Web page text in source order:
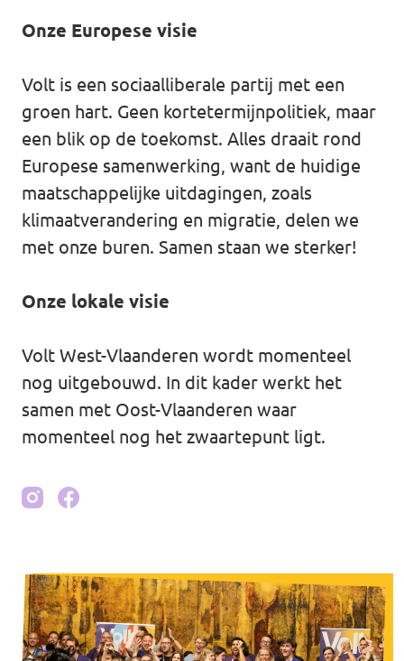
Doneer
Word lid
Homepage
Onze Europese visie
Volt is een sociaalliberale partij met een
groen hart. Geen kortetermijnpolitiek, maar
een blik op de toekomst. Alles draait rond
Europese samenwerking, want de huidige
maatschappelijke uitdagingen, zoals
klimaatverandering en migratie, delen we
met onze buren. Samen staan we sterker!
Onze lokale visie
Volt West-Vlaanderen wordt momenteel
nog uitgebouwd. In dit kader werkt het
samen met Oost-Vlaanderen waar
momenteel nog het zwaartepunt ligt.